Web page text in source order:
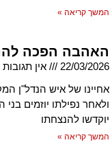
המשך קריאה »
האהבה הפכה
22/03/2026
אין תגובות
אחיינו של איש הנדל"ן
ולאחר נפילתו יוזמים
יוקדשו להנצחתו
המשך קריאה »